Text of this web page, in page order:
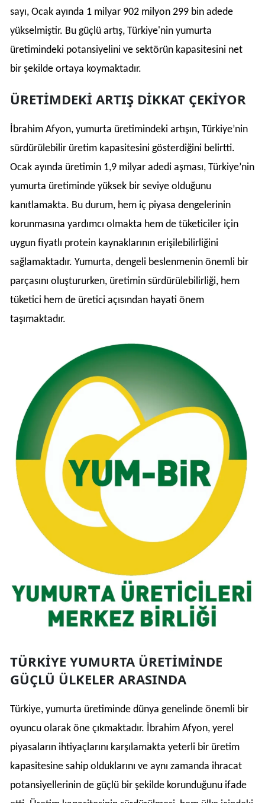
sayı, Ocak ayında 1 milyar 902 milyon 299 bin adede
yükselmiştir. Bu güçlü artış, Türkiye'nin yumurta
üretimindeki potansiyelini ve sektörün kapasitesini net
bir şekilde ortaya koymaktadır.
ÜRETİMDEKİ ARTIŞ DİKKAT ÇEKİYOR
İbrahim Afyon, yumurta üretimindeki artışın, Türkiye’nin
sürdürülebilir üretim kapasitesini gösterdiğini belirtti.
Ocak ayında üretimin 1,9 milyar adedi aşması, Türkiye’nin
yumurta üretiminde yüksek bir seviye olduğunu
kanıtlamakta. Bu durum, hem iç piyasa dengelerinin
korunmasına yardımcı olmakta hem de tüketiciler için
uygun fiyatlı protein kaynaklarının erişilebilirliğini
sağlamaktadır. Yumurta, dengeli beslenmenin önemli bir
parçasını oluştururken, üretimin sürdürülebilirliği, hem
tüketici hem de üretici açısından hayati önem
taşımaktadır.
TÜRKİYE YUMURTA ÜRETİMİNDE
GÜÇLÜ ÜLKELER ARASINDA
Türkiye, yumurta üretiminde dünya genelinde önemli bir
oyuncu olarak öne çıkmaktadır. İbrahim Afyon, yerel
piyasaların ihtiyaçlarını karşılamakta yeterli bir üretim
kapasitesine sahip olduklarını ve aynı zamanda ihracat
potansiyellerinin de güçlü bir şekilde korunduğunu ifade